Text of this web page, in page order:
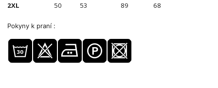
2XL
50 53 89 68
Pokyny k praní :